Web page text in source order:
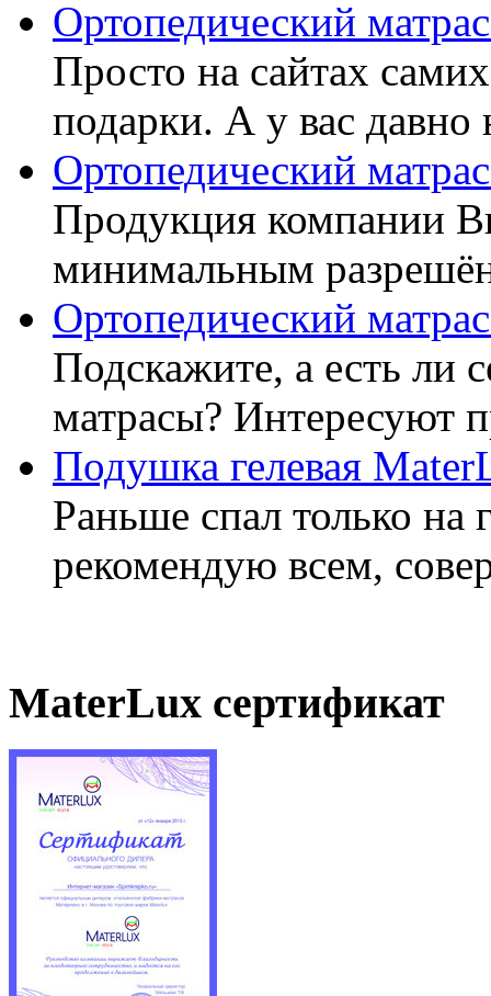
Ортопедический
Просто на сайтах
подарки. А у вас
Ортопедический
Продукция компании
минимальным
Ортопедический
Подскажите, а есть ли
матрасы? Интересуют
Подушка гелевая
Раньше спал только на
рекомендую всем,
MaterLux сертификат